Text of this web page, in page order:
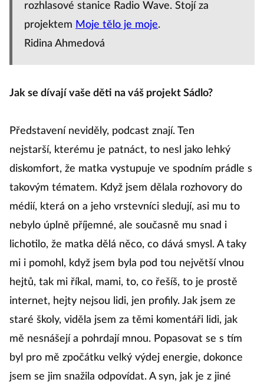
rozhlasové stanice Radio Wave. Stojí za
projektem Moje tělo je moje.
Ridina Ahmedová
Jak se dívají vaše děti na váš projekt Sádlo?
Představení neviděly, podcast znají. Ten
nejstarší, kterému je patnáct, to nesl jako lehký
diskomfort, že matka vystupuje ve spodním prádle s
takovým tématem. Když jsem dělala rozhovory do
médií, která on a jeho vrstevníci sledují, asi mu to
nebylo úplně příjemné, ale současně mu snad i
lichotilo, že matka dělá něco, co dává smysl. A taky
mi i pomohl, když jsem byla pod tou největší vlnou
hejtů, tak mi říkal, mami, to, co řešíš, to je prostě
internet, hejty nejsou lidi, jen profily. Jak jsem ze
staré školy, viděla jsem za těmi komentáři lidi, jak
mě nesnášejí a pohrdají mnou. Popasovat se s tím
byl pro mě zpočátku velký výdej energie, dokonce
jsem se jim snažila odpovídat. A syn, jak je z jiné